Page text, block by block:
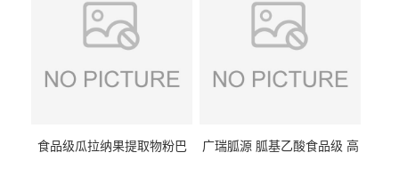
食品级瓜拉纳果提取物粉巴
广瑞胍源 胍基乙酸食品级 高